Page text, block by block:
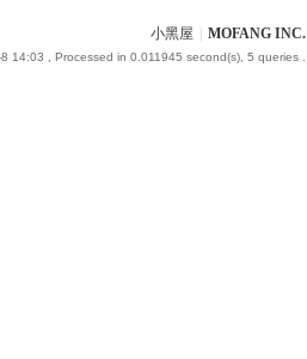
小黑屋 MOFANG INC.
14:03 , Processed in 0.011945 second(s), 5 queries .